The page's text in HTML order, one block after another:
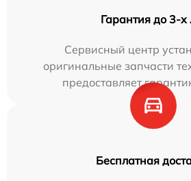
Гарантия до 3-х
Сервисный центр
оригинальные запчасти
предоставляет
Бесплатная